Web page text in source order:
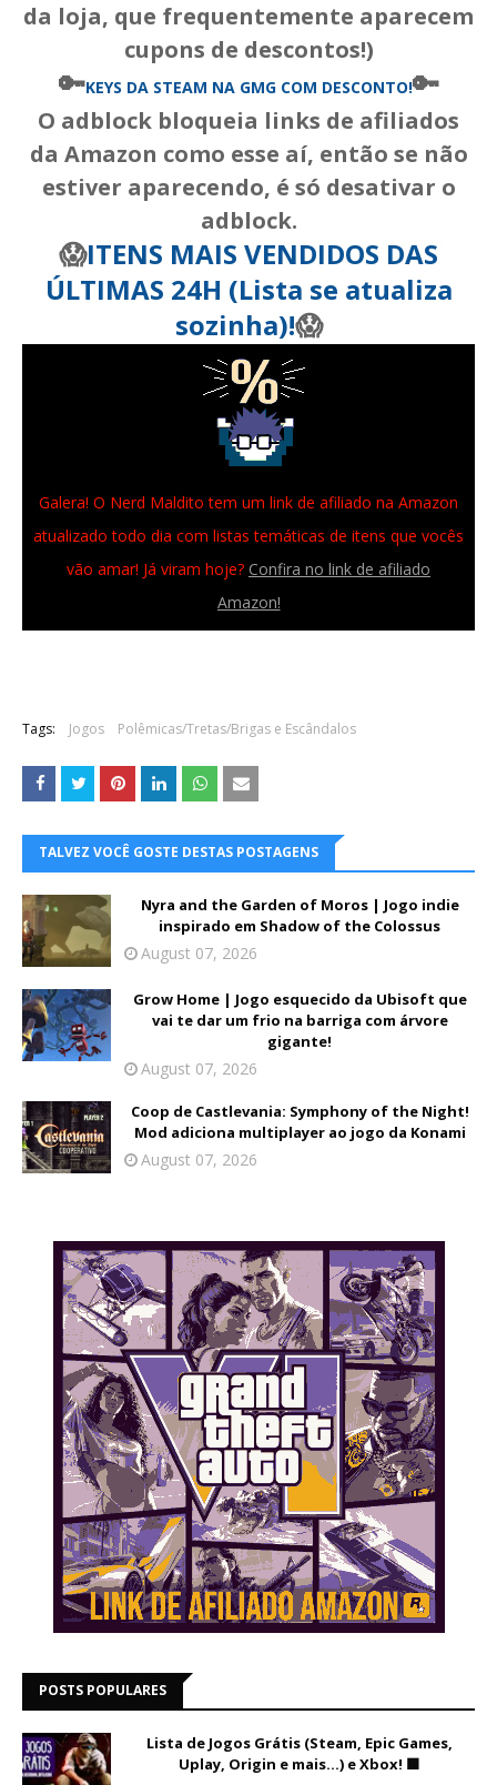
da loja, que frequentemente aparecem
cupons de descontos!)
🔑KEYS DA STEAM NA GMG COM DESCONTO!🔑
O adblock bloqueia links de afiliados
da Amazon como esse aí, então se não
estiver aparecendo, é só desativar o
adblock.
😱ITENS MAIS VENDIDOS DAS
ÚLTIMAS 24H (Lista se atualiza
sozinha)!😱
Galera! O Nerd Maldito tem um link de afiliado na Amazon
atualizado todo dia com listas temáticas de itens que vocês
vão amar! Já viram hoje? Confira no link de afiliado
Amazon!
Tags: Jogos Polêmicas/Tretas/Brigas e Escândalos
TALVEZ VOCÊ GOSTE DESTAS POSTAGENS
Nyra and the Garden of Moros | Jogo indie
inspirado em Shadow of the Colossus
August 07, 2026
Grow Home | Jogo esquecido da Ubisoft que
vai te dar um frio na barriga com árvore
gigante!
August 07, 2026
Coop de Castlevania: Symphony of the Night!
Mod adiciona multiplayer ao jogo da Konami
August 07, 2026
POSTS POPULARES
Lista de Jogos Grátis (Steam, Epic Games,
Uplay, Origin e mais...) e Xbox! 🟩